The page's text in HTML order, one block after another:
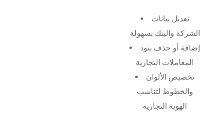
تعديل بيانات
الشركة والبنك بسهولة
إضافة أو حذف بنود
المعاملات التجارية
تخصيص الألوان
والخطوط لتناسب
الهوية التجارية